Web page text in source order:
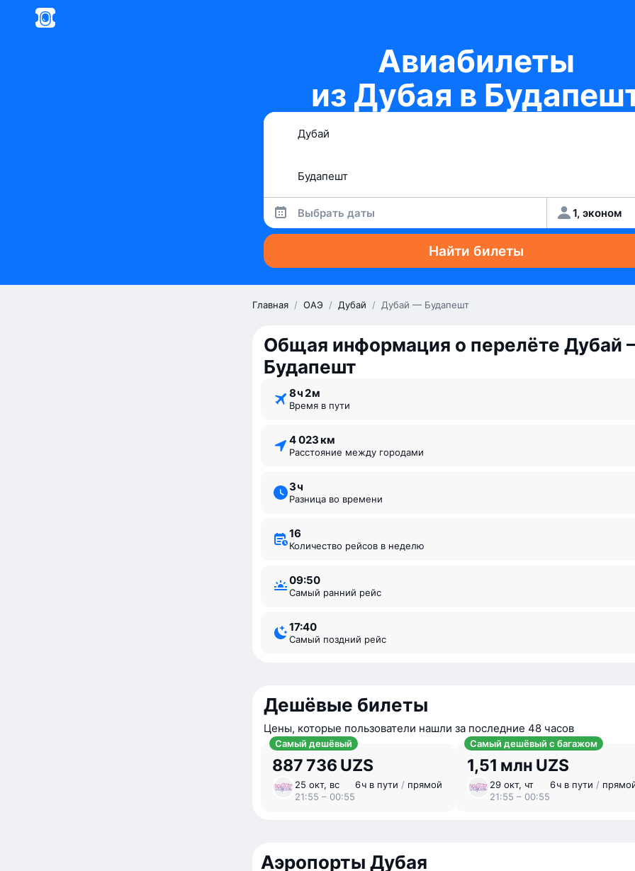
Авиабилеты
из Дубая в
Выбрать даты 1, эконом
Найти билеты
Главная / ОАЭ / Дубай / Дубай — Будапешт
Общая информация о перелёте Дубай
Будапешт
8 ⁠ч 2 ⁠м
Время в пути
4 023 км
Расстояние между городами
3 ⁠ч
Разница во времени
16
Количество рейсов в неделю
09:50
Самый ранний рейс
17:40
Самый поздний рейс
Дешёвые билеты
Цены, которые пользователи нашли за последние 48 часов
Самый дешёвый
887 736 UZS
25 окт, вс
21:55 – 00:55
6 ⁠ч в пути / прямой
Самый дешёвый с багажом
1,51 млн UZS
29 окт, чт
21:55 – 00:55
6 ⁠ч в пути /
Аэропорты Дубая